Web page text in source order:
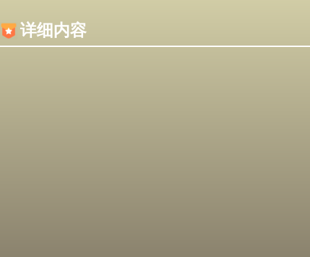
详细内容